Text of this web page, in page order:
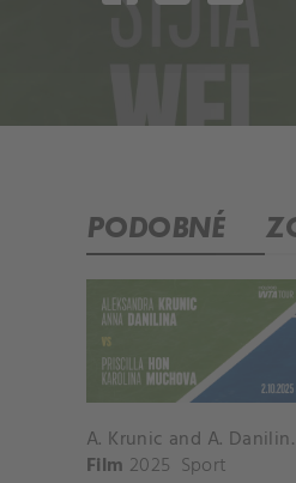
PODOBNÉ
A. Krunic and A.
Film 2025 Sport